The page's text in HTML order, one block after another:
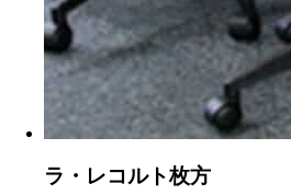
ラ・レコルト枚方